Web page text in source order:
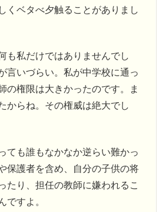
くベタべ夕触ることがありまし
も私だけではありませんでし
言いづらい。私が中学校に通っ
の権限は大きかったのです。ま
からね。その権威は絶大でし
ても誰もなかなか逆らい難かっ
保護者を含め、自分の子供の将
たり、担任の教師に嫌われるこ
ですよ。